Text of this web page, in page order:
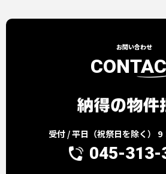
お問い合わせ
受付 / 平日（祝祭日を除く） 9
045-313-